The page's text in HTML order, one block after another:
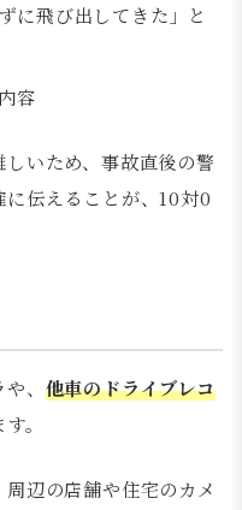
に飛び出してきた」と
容
いため、事故直後の警
伝えることが、10対0
、 他車のドライブレコ
。
辺の店舗や住宅のカメ